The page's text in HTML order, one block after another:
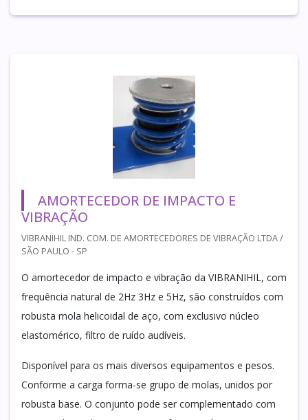
AMORTECEDOR DE IMPACTO E
VIBRAÇÃO
VIBRANIHIL IND. COM. DE AMORTECEDORES DE VIBRAÇÃO LTDA /
SÃO PAULO - SP
O amortecedor de impacto e vibração da VIBRANIHIL, com
frequência natural de 2Hz 3Hz e 5Hz, são construídos com
robusta mola helicoidal de aço, com exclusivo núcleo
elastomérico, filtro de ruído audíveis.
Disponível para os mais diversos equipamentos e pesos.
Conforme a carga forma-se grupo de molas, unidos por
robusta base. O conjunto pode ser complementado com